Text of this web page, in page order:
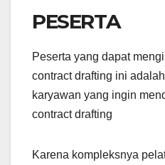
PESERTA
Peserta yang dapat
contract drafting ini
karyawan yang ingin
contract drafting
Karena kompleksnya